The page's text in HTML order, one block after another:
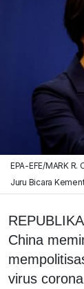
EPA-EFE/MARK R.
Juru Bicara
China
virus